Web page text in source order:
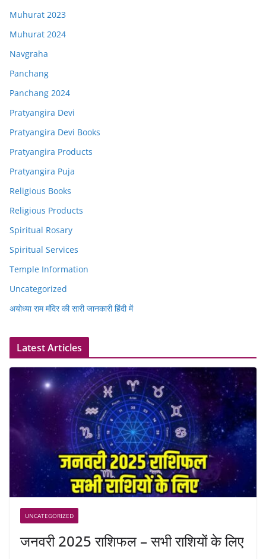
Muhurat 2023
Muhurat 2024
Navgraha
Panchang
Panchang 2024
Pratyangira Devi
Pratyangira Devi Books
Pratyangira Products
Pratyangira Puja
Religious Books
Religious Products
Spiritual Rosary
Spiritual Services
Temple Information
Uncategorized
अयोध्या राम मंदिर की सारी जानकारी हिंदी में
Latest Articles
UNCATEGORIZED
जनवरी 2025 राशिफल – सभी राशियों के लिए